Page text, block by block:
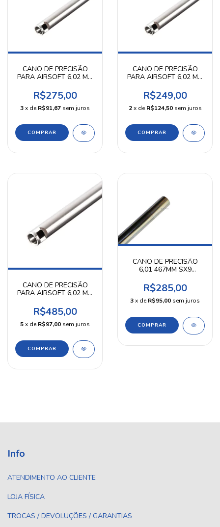
CANO DE PRECISÃO
PARA AIRSOFT 6,02 MM
R$275,00
3x deR$91,67 sem juros
CANO DE PRECISÃO
PARA AIRSOFT 6,02 MM
R$249,00
2 x deR$124,50 sem juros
CANO DE PRECISÃO
PARA AIRSOFT 6,02 MM
R$485,00
5x deR$97,00 sem juros
CANO DE PRECISÃO
6,01 467MM SX9
R$285,00
3x deR$95,00 sem juros
Info
ATENDIMENTO AO CLIENTE
LOJA FÍSICA
TROCAS / DEVOLUÇÕES / GARANTIAS